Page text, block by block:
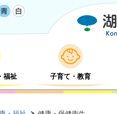
福祉 子育て・教育